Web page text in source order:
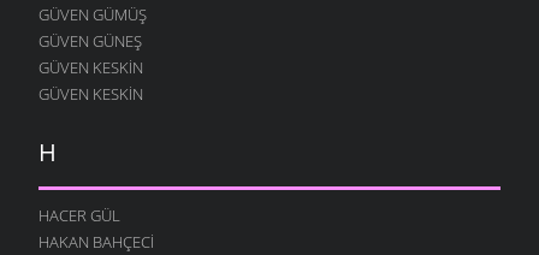
GÜVEN GÜMÜŞ
GÜVEN GÜNEŞ
GÜVEN KESKIN
GÜVEN KESKIN
H
HACER GÜL
HAKAN BAHÇECI